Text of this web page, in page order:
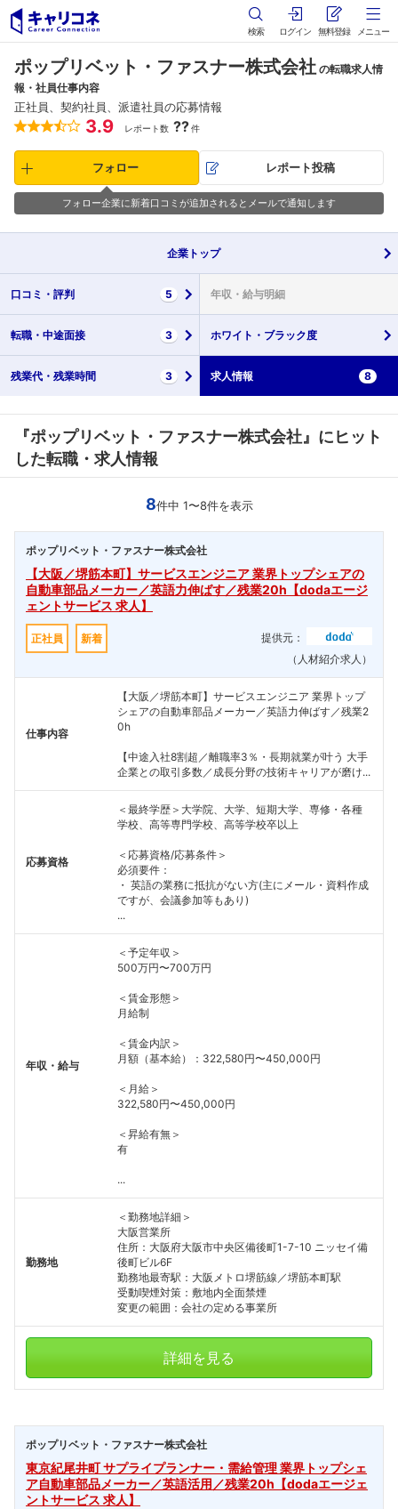
検索 ログイン 無料登録 メニュー
ポップリベット・ファスナー株式会社 の転職求人情
報・社員仕事内容
正社員、契約社員、派遣社員の応募情報
3.9 レポート数 ??件
フォロー レポート投稿
フォロー企業に新着口コミが追加されるとメールで通知します
企業 トップ
口コミ・ 評判 5 年収・ 給与明細
転職・ 中途面接 3 ホワイト・ ブラック度
残業代・ 残業時間 3 求人情報 8
『ポップリベット・ファスナー株式会社』にヒット
した転職・求人情報
8件中 1〜8件を表示
ポップリベット・ファスナー株式会社
【大阪／堺筋本町】サービスエンジニア 業界トップシェアの
自動車部品メーカー／英語力伸ばす／残業20h【dodaエージ
ェントサービス 求人】
正社員 新着
提供元：
（人材紹介求人）
仕事内容
【大阪／堺筋本町】サービスエンジニア 業界トップ
シェアの自動車部品メーカー／英語力伸ばす／残業2
0h
【中途入社8割超／離職率3％・長期就業が叶う 大手
企業との取引多数／成長分野の技術キャリアが磨け...
応募資格
＜最終学歴＞大学院、大学、短期大学、専修・各種
学校、高等専門学校、高等学校卒以上
＜応募資格/応募条件＞
必須要件：
・ 英語の業務に抵抗がない方(主にメール・資料作成
ですが、会議参加等もあり)
...
年収・給与
＜予定年収＞
500万円〜700万円
＜賃金形態＞
月給制
＜賃金内訳＞
月額（基本給）：322,580円〜450,000円
＜月給＞
322,580円〜450,000円
＜昇給有無＞
有
...
勤務地
＜勤務地詳細＞
大阪営業所
住所：大阪府大阪市中央区備後町1-7-10 ニッセイ備
後町ビル6F
勤務地最寄駅：大阪メトロ堺筋線／堺筋本町駅
受動喫煙対策：敷地内全面禁煙
変更の範囲：会社の定める事業所
詳細を見る
ポップリベット・ファスナー株式会社
東京紀尾井町 サプライプランナー・需給管理 業界トップシェ
ア自動車部品メーカー／英語活用／残業20h【dodaエージェ
ントサービス 求人】